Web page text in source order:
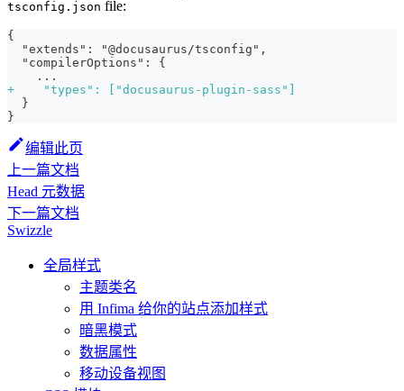
tsconfig.json file:
{
"extends": "@docusaurus/tsconfig",
"compilerOptions": {
   ...
+
    "types": ["docusaurus-plugin-sass"]
}
}
编辑此页
上一篇文档
Head 元数据
下一篇文档
Swizzle
全局样式
主题类名
用 Infima 给你的站点添加样式
暗黑模式
数据属性
移动设备视图